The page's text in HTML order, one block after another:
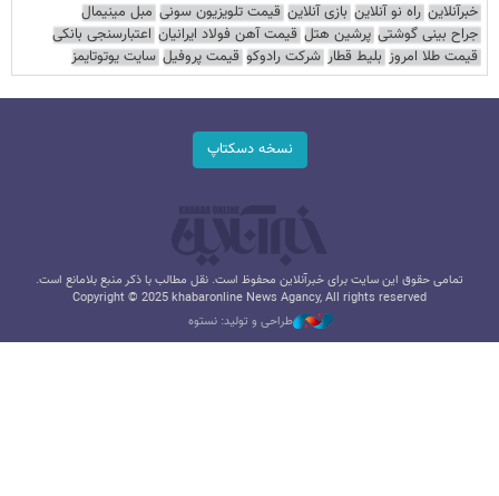
خبرآنلاین راه نو آنلاین بازی آنلاین قیمت تلویزیون سونی مبل مینیمال
جراح بینی گوشتی پرشین هتل قیمت آهن فولاد ایرانیان اعتبارسنجی بانکی
قیمت طلا امروز بلیط قطار شرکت رادوکو قیمت پروفیل سایت یوتوتایمز
نسخه دسکتاپ
تمامی حقوق این سایت برای خبرآنلاین محفوظ است. نقل مطالب با ذکر منبع بلامانع است.
Copyright © 2025 khabaronline News Agancy, All rights reserved
طراحی و تولید: نستوه